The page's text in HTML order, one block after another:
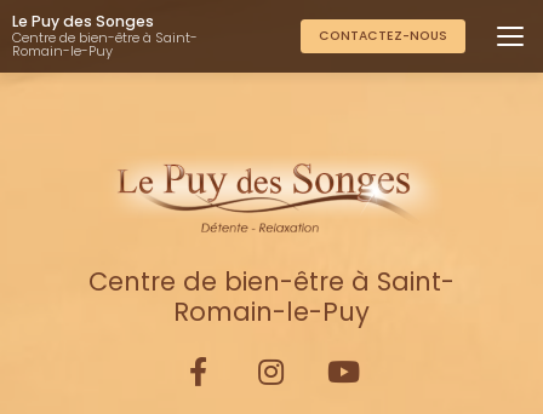
Aller
au
contenu
principal
Le Puy des Songes
Centre de bien-être à Saint-
Romain-le-Puy
CONTACTEZ-NOUS
Centre de bien-être à Saint-
Romain-le-Puy